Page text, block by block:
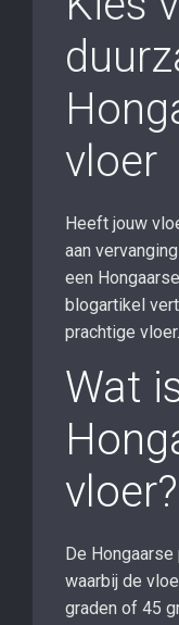
vloer
Heeft jouw
aan
een
blogartikel
prachtige vloer.
Wat
vloer?
De
waarbij de
graden of 45